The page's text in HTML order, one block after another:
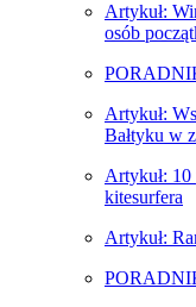
Artykuł:
osób
Artykuł:
Bałtyku w
Artykuł: 10
kitesurfera
Artykuł: